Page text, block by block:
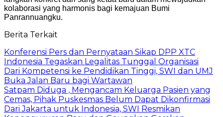
kolaborasi yang harmonis bagi kemajuan Bumi
Panrannuangku.
Berita Terkait
Konferensi Pers dan Pernyataan Sikap DPP XTC
Indonesia Tegaskan Legalitas Tunggal Organisasi
Dari Kompetensi ke Pendidikan Tinggi, SWI dan UMJ
Buka Jalan Baru bagi Wartawan
Satpam Diduga , Mengancam Keluarga Pasien yang
Cemas, Pihak Puskesmas Belum Dapat Dikonfirmasi
Dari Jakarta untuk Indonesia, SWI Resmikan